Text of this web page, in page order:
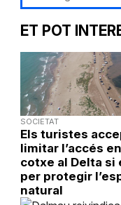
ET POT
SOCIETAT
Els turistes
limitar l’accés en
cotxe al Delta si
per protegir
natural